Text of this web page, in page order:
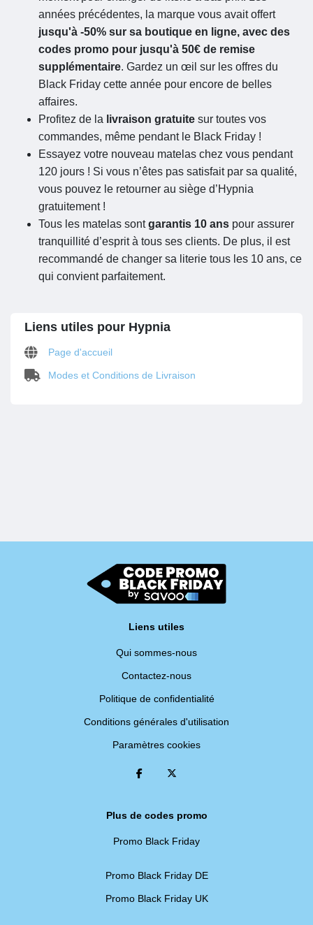
années précédentes, la marque vous avait offert
jusqu'à -50% sur sa boutique en ligne, avec des
codes promo pour jusqu'à 50€ de remise
supplémentaire. Gardez un œil sur les offres du
Black Friday cette année pour encore de belles
affaires.
Profitez de la livraison gratuite sur toutes vos
commandes, même pendant le Black Friday !
Essayez votre nouveau matelas chez vous pendant
120 jours ! Si vous n’êtes pas satisfait par sa qualité,
vous pouvez le retourner au siège d’Hypnia
gratuitement !
Tous les matelas sontgarantis 10 ans pour assurer
tranquillité d’esprit à tous ses clients. De plus, il est
recommandé de changer sa literie tous les 10 ans, ce
qui convient parfaitement.
Liens utiles pour Hypnia
Page d'accueil
Modes et Conditions de Livraison
Liens utiles
Qui sommes-nous
Contactez-nous
Politique de confidentialité
Conditions générales d'utilisation
Paramètres cookies
Plus de codes promo
Promo Black Friday
Promo Black Friday DE
Promo Black Friday UK